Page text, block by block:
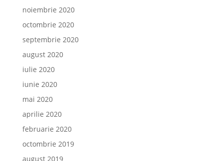
noiembrie 2020
octombrie 2020
septembrie 2020
august 2020
iulie 2020
iunie 2020
mai 2020
aprilie 2020
februarie 2020
octombrie 2019
august 2019